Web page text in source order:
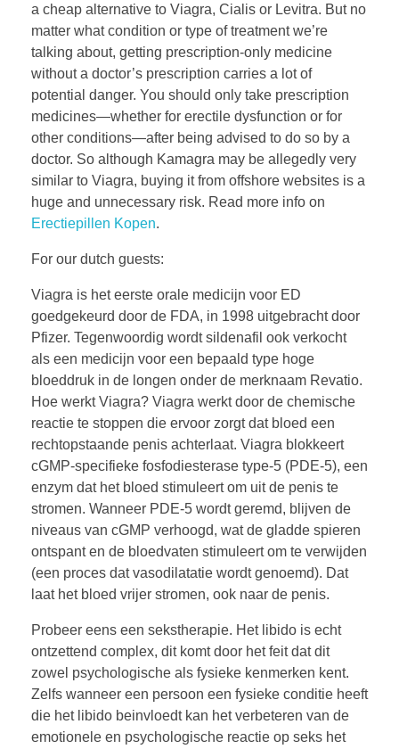
a cheap alternative to Viagra, Cialis or Levitra. But no
matter what condition or type of treatment we’re
talking about, getting prescription-only medicine
without a doctor’s prescription carries a lot of
potential danger. You should only take prescription
medicines—whether for erectile dysfunction or for
other conditions—after being advised to do so by a
doctor. So although Kamagra may be allegedly very
similar to Viagra, buying it from offshore websites is a
huge and unnecessary risk. Read more info on
Erectiepillen Kopen.
For our dutch guests:
Viagra is het eerste orale medicijn voor ED
goedgekeurd door de FDA, in 1998 uitgebracht door
Pfizer. Tegenwoordig wordt sildenafil ook verkocht
als een medicijn voor een bepaald type hoge
bloeddruk in de longen onder de merknaam Revatio.
Hoe werkt Viagra? Viagra werkt door de chemische
reactie te stoppen die ervoor zorgt dat bloed een
rechtopstaande penis achterlaat. Viagra blokkeert
cGMP-specifieke fosfodiesterase type-5 (PDE-5), een
enzym dat het bloed stimuleert om uit de penis te
stromen. Wanneer PDE-5 wordt geremd, blijven de
niveaus van cGMP verhoogd, wat de gladde spieren
ontspant en de bloedvaten stimuleert om te verwijden
(een proces dat vasodilatatie wordt genoemd). Dat
laat het bloed vrijer stromen, ook naar de penis.
Probeer eens een sekstherapie. Het libido is echt
ontzettend complex, dit komt door het feit dat dit
zowel psychologische als fysieke kenmerken kent.
Zelfs wanneer een persoon een fysieke conditie heeft
die het libido beinvloedt kan het verbeteren van de
emotionele en psychologische reactie op seks het